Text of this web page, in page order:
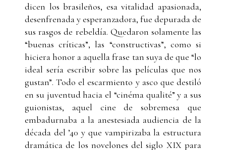
dicen los brasileños, esa vitalidad apasionada,
desenfrenada y esperanzadora, fue depurada de
sus rasgos de rebeldía. Quedaron solamente las
“buenas críticas”, las “constructivas”, como si
hiciera honor a aquella frase tan suya de que “lo
ideal sería escribir sobre las películas que nos
gustan”. Todo el escarmiento y asco que destiló
en su juventud hacia el “cinéma qualité” y a sus
guionistas, aquel cine de sobremesa que
embadurnaba a la anestesiada audiencia de la
década del ’40 y que vampirizaba la estructura
dramática de los novelones del siglo XIX para